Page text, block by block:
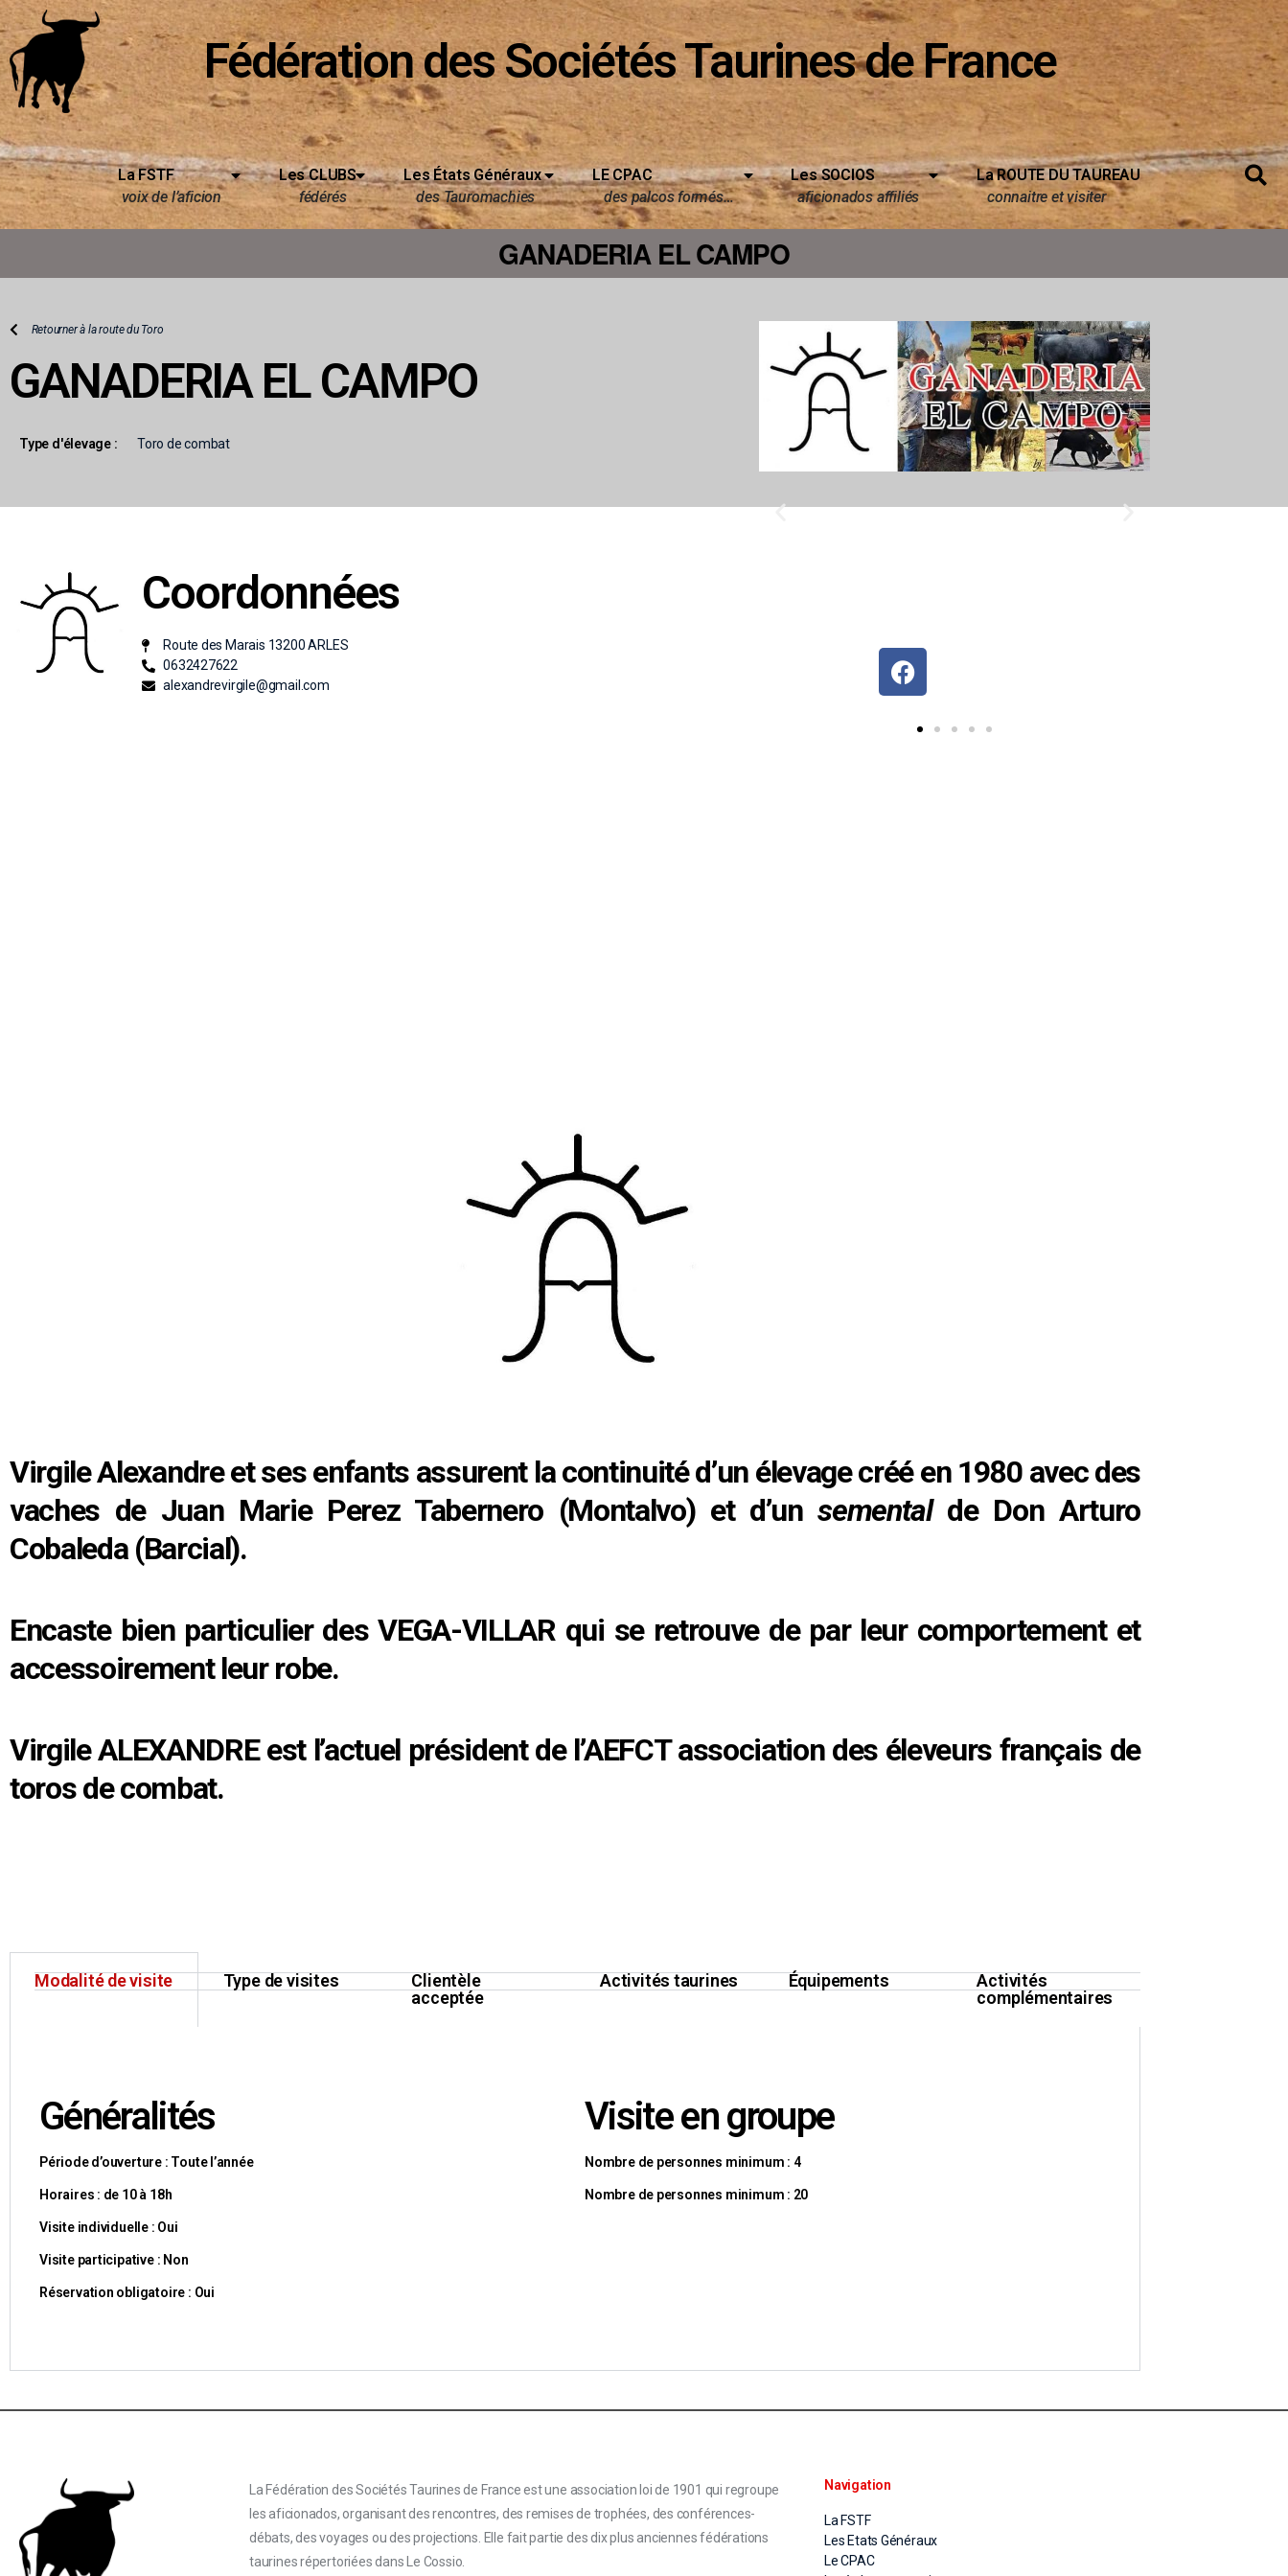
Fédération des Sociétés Taurines de France
La FSTF
voix de l’aficion
Les CLUBS
fédérés
Les États Généraux
des Tauromachies
LE CPAC
des palcos formés…
Les SOCIOS
aficionados affiliés
La ROUTE DU TAUREAU
connaitre et visiter
GANADERIA EL CAMPO
Retourner à la route du Toro
GANADERIA EL CAMPO
Type d'élevage : Toro de combat
Coordonnées
Route des Marais 13200 ARLES
0632427622
alexandrevirgile@gmail.com
Virgile Alexandre et ses enfants assurent la continuité d’un élevage créé en 1980 avec des
vaches de Juan Marie Perez Tabernero (Montalvo) et d’unsementalde Don Arturo
Cobaleda (Barcial).
Encaste bien particulier des VEGA-VILLAR qui se retrouve de par leur comportement et
accessoirement leur robe.
Virgile ALEXANDRE est l’actuel président de l’AEFCT association des éleveurs français de
toros de combat.
Modalité de visite Type de visites
Clientèle
acceptée
Activités taurines Équipements
Activités
complémentaires
Généralités
Période d’ouverture : Toute l’année
Horaires : de 10 à 18h
Visite individuelle : Oui
Visite participative : Non
Réservation obligatoire : Oui
Visite en groupe
Nombre de personnes minimum : 4
Nombre de personnes minimum : 20
La Fédération des Sociétés Taurines de France est une association loi de 1901 qui regroupe
les aficionados, organisant des rencontres, des remises de trophées, des conférences-
débats, des voyages ou des projections. Elle fait partie des dix plus anciennes fédérations
taurines répertoriées dans Le Cossio.
Navigation
La FSTF
Les Etats Généraux
Le CPAC